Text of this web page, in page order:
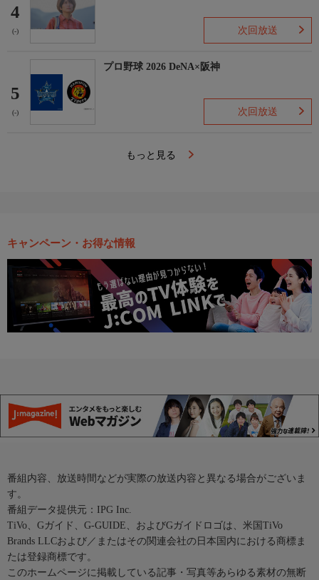
4
(-) 次回放送
5
(-)
プロ野球 2026 DeNA×阪神
次回放送
もっと見る
キャンペーン・お得な情報
番組内容、放送時間などが実際の放送内容と異なる場合がございま
す。
番組データ提供元：IPG Inc.
TiVo、Gガイド、G-GUIDE、およびGガイドロゴは、米国TiVo
Brands LLCおよび／またはその関連会社の日本国内における商標ま
たは登録商標です。
このホームページに掲載している記事・写真等あらゆる素材の無断